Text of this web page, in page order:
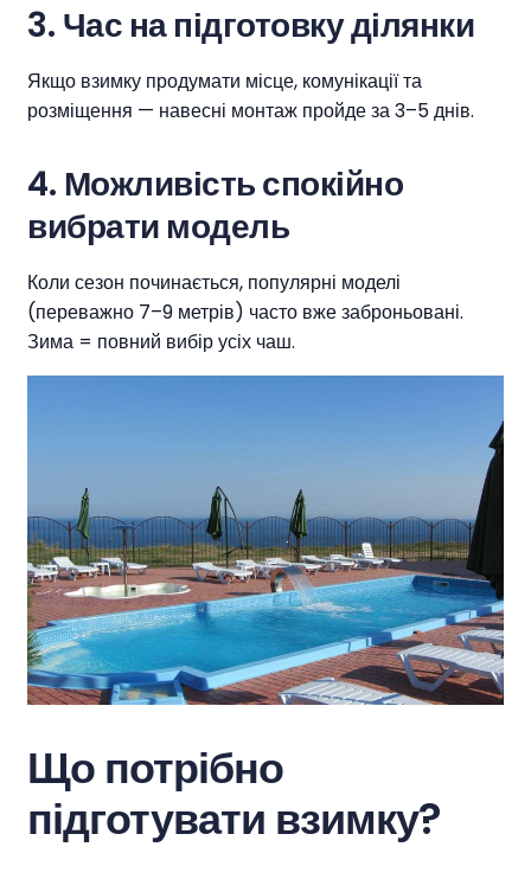
3. Час на підготовку ділянки
Якщо взимку продумати місце, комунікації та
розміщення — навесні монтаж пройде за 3–5 днів.
4. Можливість спокійно
вибрати модель
Коли сезон починається, популярні моделі
(переважно 7–9 метрів) часто вже заброньовані.
Зима = повний вибір усіх чаш.
Що потрібно
підготувати взимку?